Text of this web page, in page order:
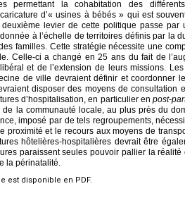
permettant la cohabitation des
d’« usines à bébés » qui est
levier de cette politique passe par
à l’échelle de territoires définis par la
familles. Cette stratégie nécessite une
Celle-ci a changé en 25 ans du fait de
et de l’extension de leurs missions.
de ville devraient définir et coordonner
disposer des moyens de consultation
d’hospitalisation, en particulier en post-
de la communauté locale, au plus près du
imposé par de tels regroupements,
proximité et le recours aux moyens de
hôtelières-hospitalières devrait être
paraissent seules pouvoir pallier la
la périnatalité.
est disponible en PDF.